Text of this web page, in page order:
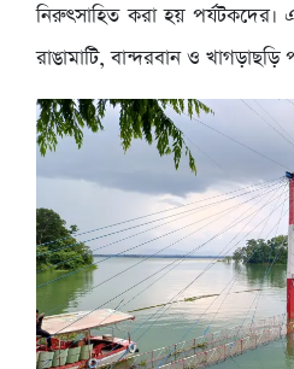
নিরুৎসাহিত করা হয় পর্যটকদের।
রাঙামাটি, বান্দরবান ও